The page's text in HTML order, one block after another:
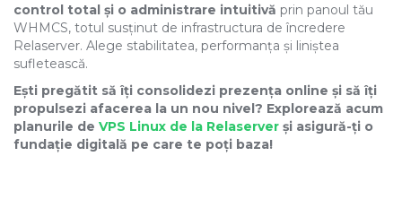
control total și o administrare intuitivă prin panoul tău
WHMCS, totul susținut de infrastructura de încredere
Relaserver. Alege stabilitatea, performanța și liniștea
sufletească.
Ești pregătit să îți consolidezi prezența online și să îți
propulsezi afacerea la un nou nivel? Explorează acum
planurile de VPS Linux de la Relaserver și asigură-ți o
fundație digitală pe care te poți baza!